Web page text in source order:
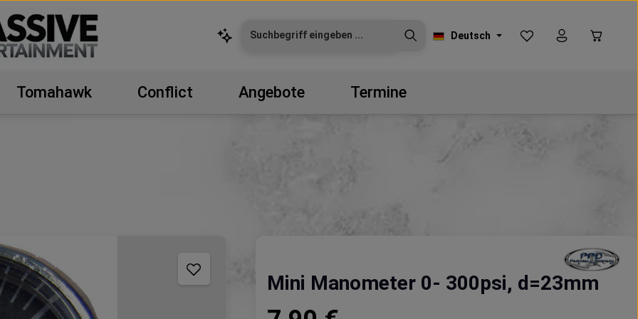
Deutsch
Du hast 0 Produkte
Tomahawk Conflict Angebote Termine
Mini Manometer 0- 300psi, d=23mm